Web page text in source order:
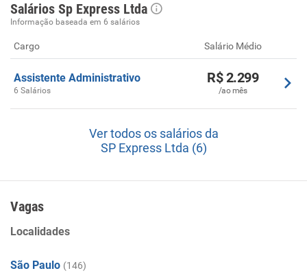
Salários Sp Express Ltda
Informação baseada em 6 salários
Cargo Salário Médio
Assistente Administrativo
6 Salários
R$ 2.299
/ao mês
Ver todos os salários da
SP Express Ltda (6)
Vagas
Localidades
São Paulo (146)